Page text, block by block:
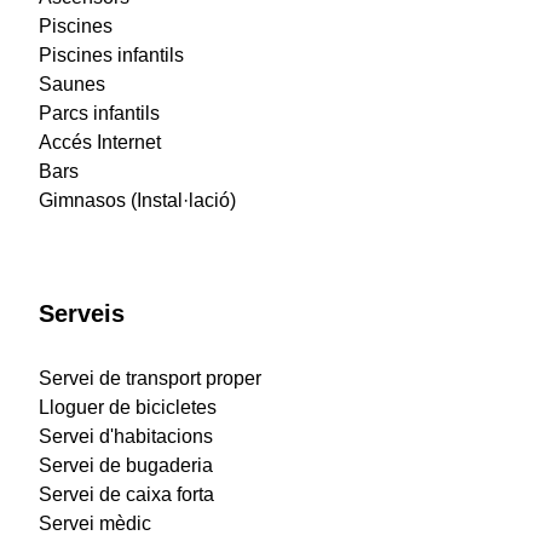
Piscines
Piscines infantils
Saunes
Parcs infantils
Accés Internet
Bars
Gimnasos (Instal·lació)
Serveis
Servei de transport proper
Lloguer de bicicletes
Servei d'habitacions
Servei de bugaderia
Servei de caixa forta
Servei mèdic